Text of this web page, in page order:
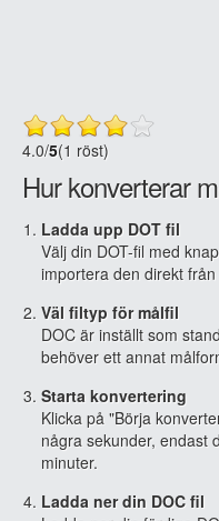
4.0/5(1 röst)
Hur konverterar
Ladda upp DOT fil
Välj din DOT-fil med
importera den direkt
Väl filtyp för målfil
DOC är inställt som
behöver ett annat
Starta konvertering
Klicka på "Börja
några sekunder, endast
minuter.
Ladda ner din DOC fil